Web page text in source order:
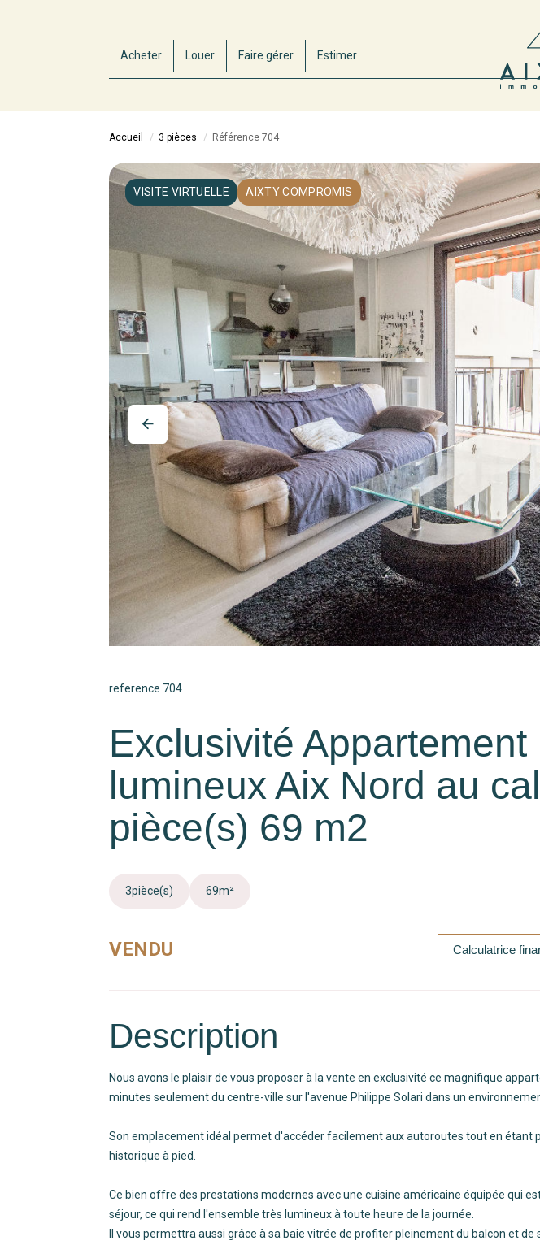
Acheter Louer Faire gérer Estimer
Accueil 3 pièces Référence 704
VISITE VIRTUELLE AIXTY COMPROMIS
reference 704
Exclusivité Appartement
lumineux Aix Nord au
pièce(s) 69 m2
3pièce(s) 69m²
VENDU Calculatrice
Description
Nous avons le plaisir de vous proposer à la vente en exclusivité ce magnifique
minutes seulement du centre-ville sur l'avenue Philippe Solari dans un
Son emplacement idéal permet d'accéder facilement aux autoroutes tout en étant
historique à pied.
Ce bien offre des prestations modernes avec une cuisine américaine équipée qui
séjour, ce qui rend l'ensemble très lumineux à toute heure de la journée.
Il vous permettra aussi grâce à sa baie vitrée de profiter pleinement du balcon et de